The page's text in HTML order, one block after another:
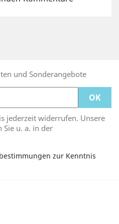
und Sonderangebote
jederzeit widerrufen. Unsere
u. a. in der
zur Kenntnis